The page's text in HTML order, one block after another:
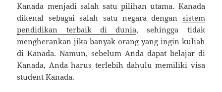
Kanada menjadi salah satu pilihan utama. Kanada
dikenal sebagai salah satu negara dengan sistem
pendidikan terbaik di dunia, sehingga tidak
mengherankan jika banyak orang yang ingin kuliah
di Kanada. Namun, sebelum Anda dapat belajar di
Kanada, Anda harus terlebih dahulu memiliki visa
student Kanada.